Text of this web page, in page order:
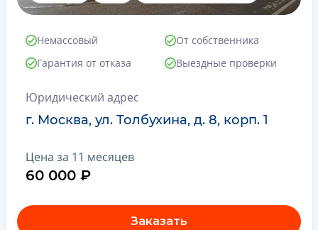
Немассовый
От собственника
Гарантия от отказа
Выездные проверки
Юридический адрес
г. Москва, ул. Толбухина, д. 8, корп. 1
Цена за 11 месяцев
60 000 ₽
Заказать